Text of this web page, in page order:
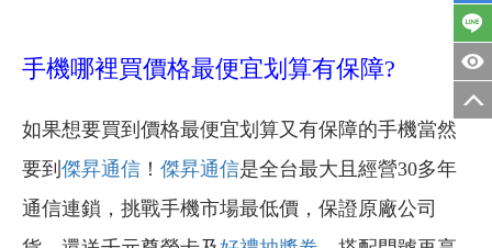
手機哪裡買價格最便宜划算有保障?
如果想要買到價格最便宜划算又有保障的手機當然
要到 傑昇通信 ！ 傑昇通信是全台最大且經營30多年
通信連鎖，挑戰手機市場最低價，保證原廠公司